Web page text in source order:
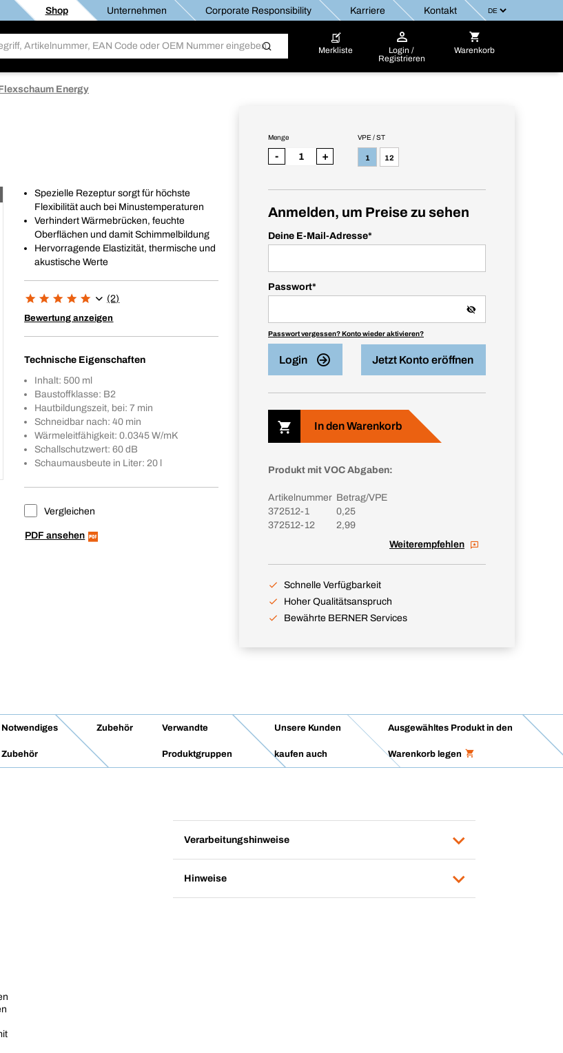
Shop Unternehmen Corporate Responsibility Karriere Kontakt
Merkliste
Login /
Registrieren
Warenkorb
Energy
Spezielle Rezeptur sorgt für höchste
Flexibilität auch bei Minustemperaturen
Verhindert Wärmebrücken, feuchte
Oberflächen und damit Schimmelbildung
Hervorragende Elastizität, thermische und
akustische Werte
(2)
Bewertung anzeigen
Technische Eigenschaften
Inhalt: 500 ml
Baustoffklasse: B2
Hautbildungszeit, bei: 7 min
Schneidbar nach: 40 min
Wärmeleitfähigkeit: 0.0345 W/mK
Schallschutzwert: 60 dB
Schaumausbeute in Liter: 20 l
Vergleichen
PDF ansehen
VPE / ST
1 12
Menge
- +
Anmelden, um Preise zu sehen
Deine E-Mail-Adresse*
Passwort*
Passwort vergessen? Konto wieder aktivieren?
Login Jetzt Konto eröffnen
In den Warenkorb
Produkt mit VOC Abgaben:
Artikelnummer Betrag/VPE
372512-1
0,25
372512-12
2,99
Weiterempfehlen
Schnelle Verfügbarkeit
Hoher Qualitätsanspruch
Bewährte BERNER Services
Notwendiges
Zubehör
Zubehör Verwandte
Produktgruppen
Unsere Kunden
kaufen auch
Ausgewähltes Produkt in den
Warenkorb legen
Verarbeitungshinweise
Hinweise